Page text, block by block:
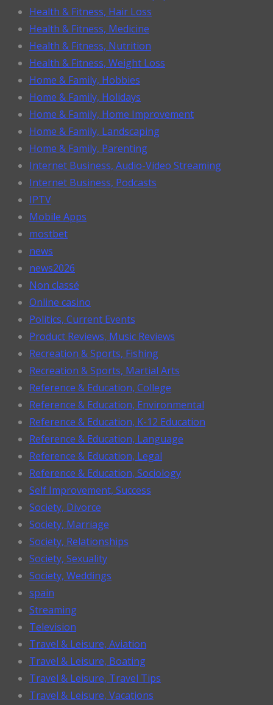
Health & Fitness, Hair Loss
Health & Fitness, Medicine
Health & Fitness, Nutrition
Health & Fitness, Weight Loss
Home & Family, Hobbies
Home & Family, Holidays
Home & Family, Home Improvement
Home & Family, Landscaping
Home & Family, Parenting
Internet Business, Audio-Video Streaming
Internet Business, Podcasts
IPTV
Mobile Apps
mostbet
news
news2026
Non classé
Online casino
Politics, Current Events
Product Reviews, Music Reviews
Recreation & Sports, Fishing
Recreation & Sports, Martial Arts
Reference & Education, College
Reference & Education, Environmental
Reference & Education, K-12 Education
Reference & Education, Language
Reference & Education, Legal
Reference & Education, Sociology
Self Improvement, Success
Society, Divorce
Society, Marriage
Society, Relationships
Society, Sexuality
Society, Weddings
spain
Streaming
Television
Travel & Leisure, Aviation
Travel & Leisure, Boating
Travel & Leisure, Travel Tips
Travel & Leisure, Vacations